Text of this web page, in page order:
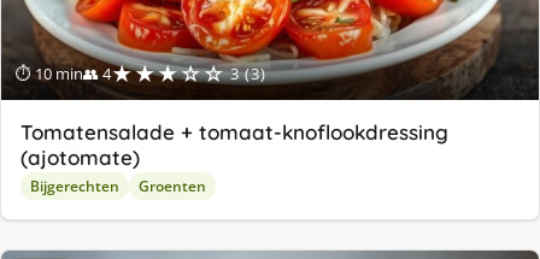
⏱ 10 min👥 4★★★☆☆ 3 (3)
Tomatensalade + tomaat-knoflookdressing
(ajotomate)
Bijgerechten Groenten